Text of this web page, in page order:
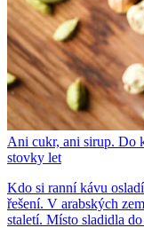
Ani cukr, ani sirup. Do
stovky let
Kdo si ranní kávu
řešení. V arabských
staletí. Místo sladidla